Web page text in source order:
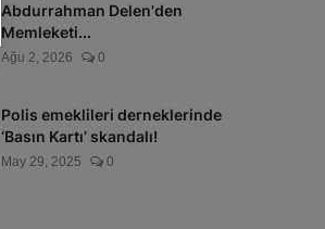
Abdurrahman Delen'den
Memleketi...
Ağu 2, 2026 0
Polis emeklileri derneklerinde
‘Basın Kartı’ skandalı!
May 29, 2025 0